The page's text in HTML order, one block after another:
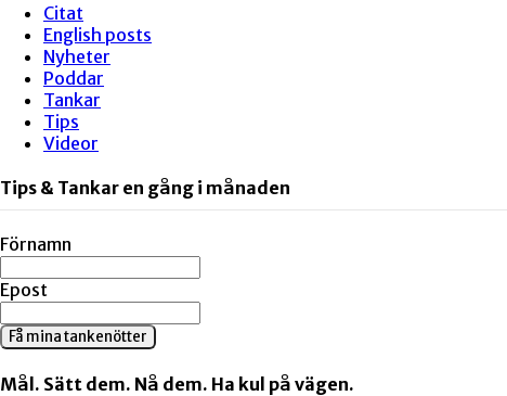
Citat
English posts
Nyheter
Poddar
Tankar
Tips
Videor
Tips & Tankar en gång i månaden
Förnamn
Epost
Få mina tankenötter
Mål. Sätt dem. Nå dem. Ha kul på vägen.